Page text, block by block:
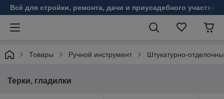
Всё для стройки, ремонта, дачи и приусадебного участка!
Товары Ручной инструмент Штукатурно-
Терки, гладилки